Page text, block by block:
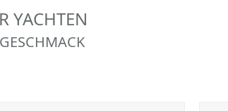
YACHTEN